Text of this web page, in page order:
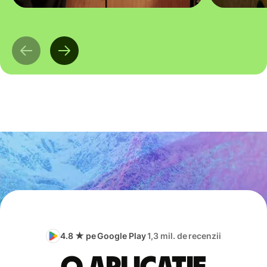
4.8 ★ pe Google Play1,3 mil. de recenzii